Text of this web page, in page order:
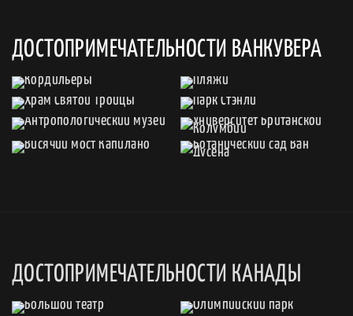
ДОСТОПРИМЕЧАТЕЛЬНОСТИ ВАНКУВЕРА
ДОСТОПРИМЕЧАТЕЛЬНОСТИ КАНАДЫ